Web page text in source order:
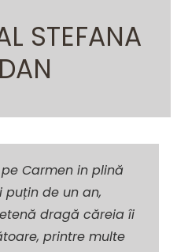
STEFANA
Carmen in plină
puțin de un an,
dragă căreia îi
printre multe